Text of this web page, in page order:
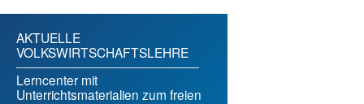
AKTUELLE
VOLKSWIRTSCHAFTSLEHRE
Lerncenter mit
Unterrichtsmaterialien zum freien